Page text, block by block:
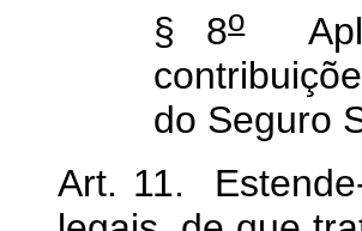
§ 8o
do Seguro
Art. 11.